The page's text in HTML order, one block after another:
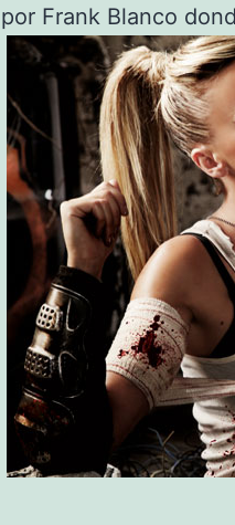
por Frank Blanco